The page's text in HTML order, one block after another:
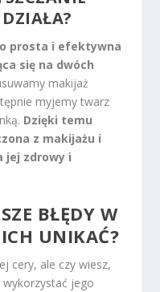
prosta i efektywna
się na dwóch
makijaż
myjemy twarz
Dzięki temu
z makijażu i
jej zdrowy i
BŁĘDY W
UNIKAĆ?
cery, ale czy wiesz,
wykorzystać jego